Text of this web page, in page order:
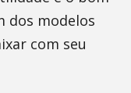
dos modelos
com seu